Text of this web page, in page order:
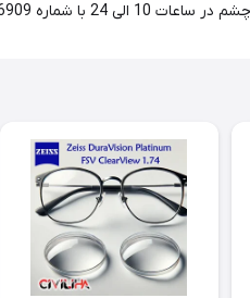
حاصل فرمایید.